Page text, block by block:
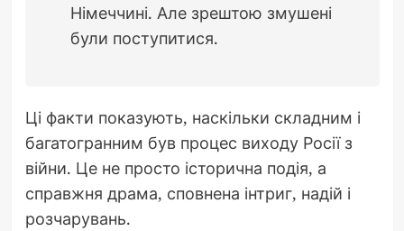
Німеччині. Але зрештою змушені
були поступитися.
Ці факти показують, наскільки складним і
багатогранним був процес виходу Росії з
війни. Це не просто історична подія, а
справжня драма, сповнена інтриг, надій і
розчарувань.